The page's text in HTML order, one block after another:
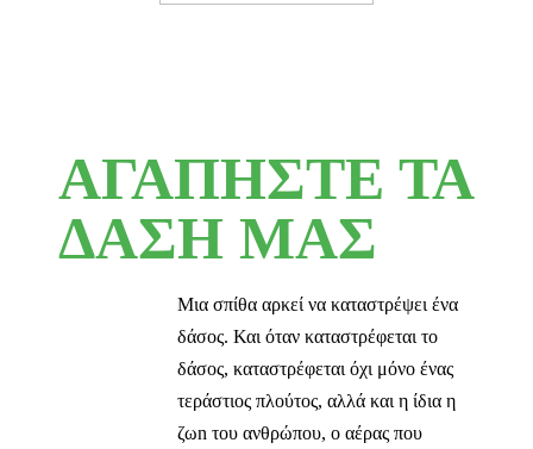
ΑΓΑΠΗΣΤΕ ΤΑ
ΔΑΣΗ ΜΑΣ
Μια σπίθα αρκεί να καταστρέψει ένα
δάσος. Και όταν καταστρέφεται το
δάσος, καταστρέφεται όχι μόνο ένας
τεράστιος πλούτος, αλλά και η ίδια η
ζωn του ανθρώπου, ο αέρας που